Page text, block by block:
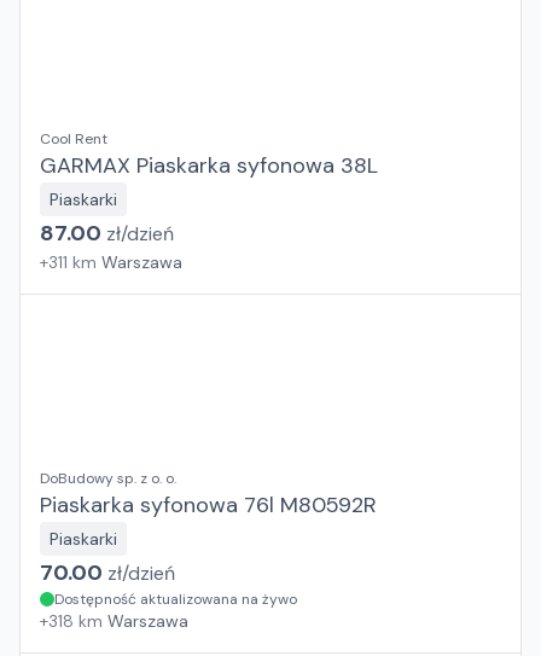
Cool Rent
GARMAX Piaskarka syfonowa 38L
Piaskarki
87.00 zł/dzień
+311 km Warszawa
DoBudowy sp. z o. o.
Piaskarka syfonowa 76l M80592R
Piaskarki
70.00 zł/dzień
Dostępność aktualizowana na żywo
+318 km Warszawa